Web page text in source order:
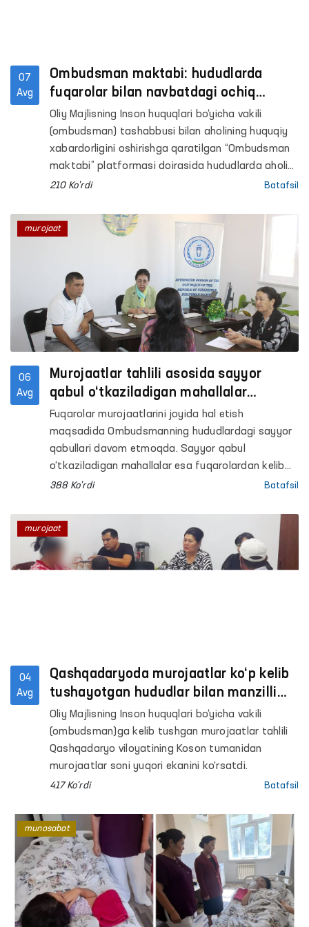
07
Avg
Ombudsman maktabi: hududlarda
fuqarolar bilan navbatdagi ochiq
muloqotlar o‘tkazildi
Oliy Majlisning Inson huquqlari bo‘yicha vakili
(ombudsman) tashabbusi bilan aholining huquqiy
xabardorligini oshirishga qaratilgan “Ombudsman
maktabi” platformasi doirasida hududlarda aholi
bilan ochiq muloqotlar o‘tkazilmoqda.
210 Ko'rdi Batafsil
06
Avg
Murojaatlar tahlili asosida sayyor
qabul o‘tkaziladigan mahallalar
tanlanmoqda
Fuqarolar murojaatlarini joyida hal etish
maqsadida Ombudsmanning hududlardagi sayyor
qabullari davom etmoqda. Sayyor qabul
o‘tkaziladigan mahallalar esa fuqarolardan kelib
tushayotgan murojaatlar tahlili asosida
388 Ko'rdi Batafsil
murojaat
04
Avg
Qashqadaryoda murojaatlar ko‘p kelib
tushayotgan hududlar bilan manzilli
ishlash yo‘lga qo‘yildi
Oliy Majlisning Inson huquqlari bo‘yicha vakili
(ombudsman)ga kelib tushgan murojaatlar tahlili
Qashqadaryo viloyatining Koson tumanidan
murojaatlar soni yuqori ekanini ko‘rsatdi.
417 Ko'rdi Batafsil
murojaat
munosabat